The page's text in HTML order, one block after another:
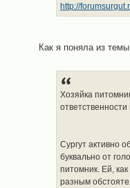
http://
Как я поняла из
Хозяйка
Сургут активно
буквально от
питомник. Ей,
разным